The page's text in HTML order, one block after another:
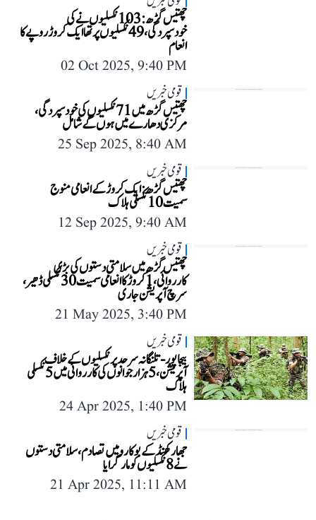
چھتیس گڑھ: 103 نکسلیوں نے کی
خودسپردگی، 49 نکسلیوں پر تھا ایک کروڑ روپے کا
انعام
02 Oct 2025, 9:40 PM
قومی خبریں
چھتیس گڑھ میں 71 نکسلیوں کی خود سپردگی،
مرکزی دھارے میں ہوں گے شامل
25 Sep 2025, 8:40 AM
قومی خبریں
چھتیس گڑھ: ایک کروڑ کے انعامی منوج
سمیت 10 نکسلی ہلاک
12 Sep 2025, 9:40 AM
قومی خبریں
چھتیس گڑھ میں سلامتی دستوں کی بڑی
کارروائی، 1 کروڑ کا انعامی سمیت 30 نکسلی ڈھیر،
سرچ آپریشن جاری
21 May 2025, 3:40 PM
قومی خبریں
بیجا پور-تلنگانہ سرحد پر نکسلیوں کے خلاف
آپریشن، 5 ہزار جوانوں کی کارروائی میں 5 نکسلی
ہلاک
24 Apr 2025, 1:40 PM
قومی خبریں
جھارکھنڈ کے بوکارو میں تصادم، سلامتی دستوں
نے 8 نکسلیوں کو مار گرایا
21 Apr 2025, 11:11 AM